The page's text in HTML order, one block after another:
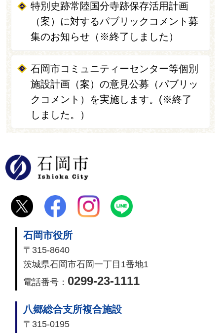
特別史跡常陸国分寺跡保存活用計画
（案）に対するパブリックコメント募
集のお知らせ（※終了しました）
石岡市コミュニティーセンター等個別
施設計画（案）の意見公募（パブリッ
クコメント）を実施します。(※終了
しました。）
石岡市役所
〒315-8640
茨城県石岡市石岡一丁目1番地1
電話番号： 0299-23-1111
八郷総合支所複合施設
〒315-0195